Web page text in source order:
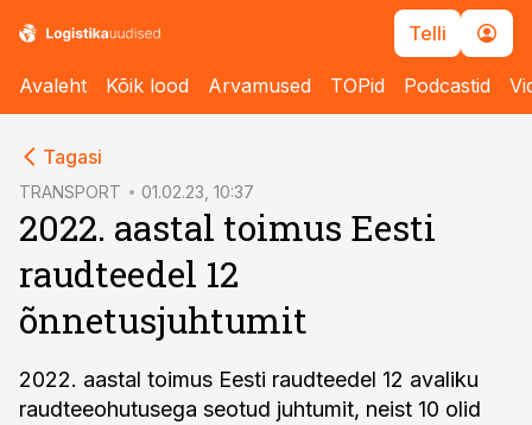
Telli
Avaleht Kõik lood Arvamused TOPid Podcastid
Tagasi
TRANSPORT 01.02.23, 10:37
2022. aastal toimus Eesti
raudteedel 12
õnnetusjuhtumit
2022. aastal toimus Eesti raudteedel 12 avaliku
raudteeohutusega seotud juhtumit, neist 10 olid